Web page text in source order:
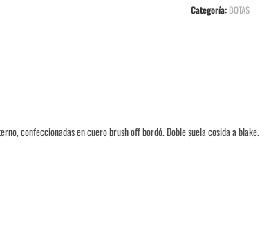
Categoría: BOTAS
confeccionadas en cuero brush off bordó. Doble suela cosida a blake.